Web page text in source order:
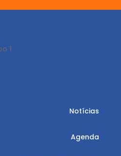
Notícias
Agenda